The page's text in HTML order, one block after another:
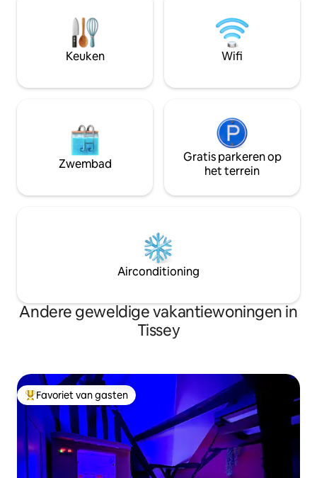
thuisbioscoop Mooie diensten, nette
decoratie en mooie materialen zoals
gewaxt beton, beddengoed, biologisch
Keuken Wifi
Zwembad
Gratis parkeren op
het terrein
Airconditioning
Andere geweldige vakantiewoningen in
Tissey
Topfavoriet van gasten
Favoriet van gasten